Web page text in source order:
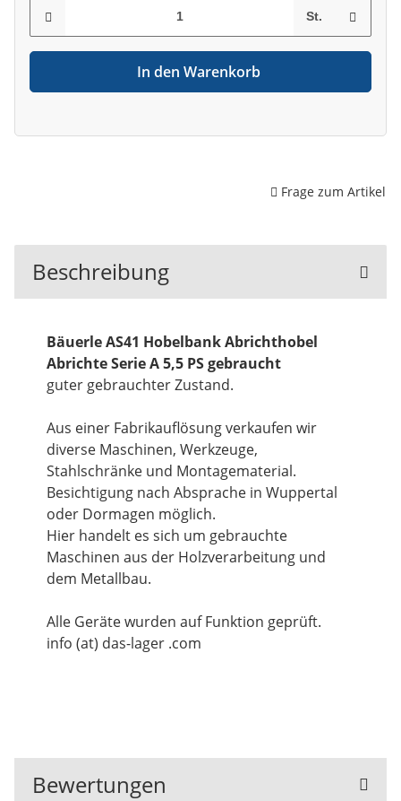
St.
In den Warenkorb
Frage zum Artikel
Beschreibung
Bäuerle AS41 Hobelbank Abrichthobel
Abrichte Serie A 5,5 PS gebraucht
guter gebrauchter Zustand.
Aus einer Fabrikauflösung verkaufen wir
diverse Maschinen, Werkzeuge,
Stahlschränke und Montagematerial.
Besichtigung nach Absprache in Wuppertal
oder Dormagen möglich.
Hier handelt es sich um gebrauchte
Maschinen aus der Holzverarbeitung und
dem Metallbau.
Alle Geräte wurden auf Funktion geprüft.
info (at) das-lager .com
Bewertungen